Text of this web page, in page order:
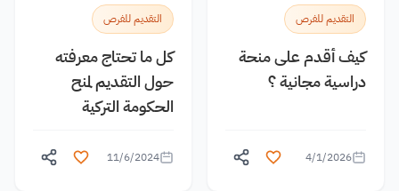
التقديم للفرص
كيف أقدم على منحة
دراسية مجانية ؟
4/1/2026
التقديم للفرص
كل ما تحتاج معرفته
حول التقديم لمنح
الحكومة التركية
11/6/2024